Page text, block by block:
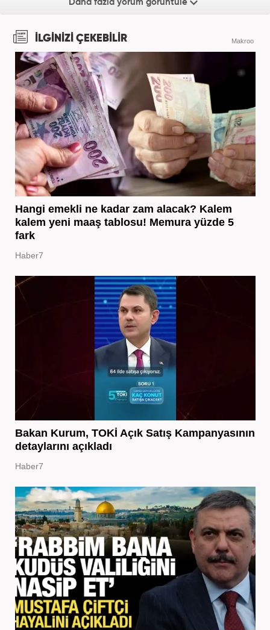
Daha fazla yorum görüntüle
İLGİNİZİ ÇEKEBİLİR Makroo
Hangi emekli ne kadar zam alacak? Kalem
kalem yeni maaş tablosu! Memura yüzde 5
fark
Haber7
Bakan Kurum, TOKİ Açık Satış Kampanyasının
detaylarını açıkladı
Haber7